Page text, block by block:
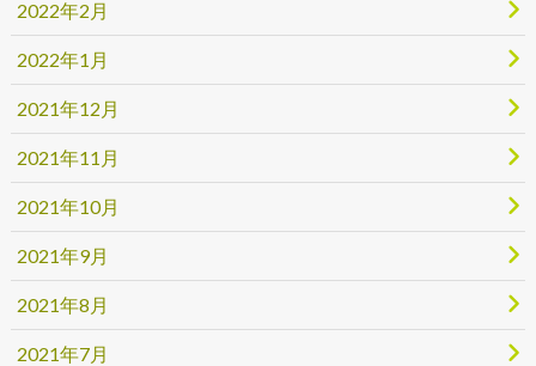
2022年2月
2022年1月
2021年12月
2021年11月
2021年10月
2021年9月
2021年8月
2021年7月